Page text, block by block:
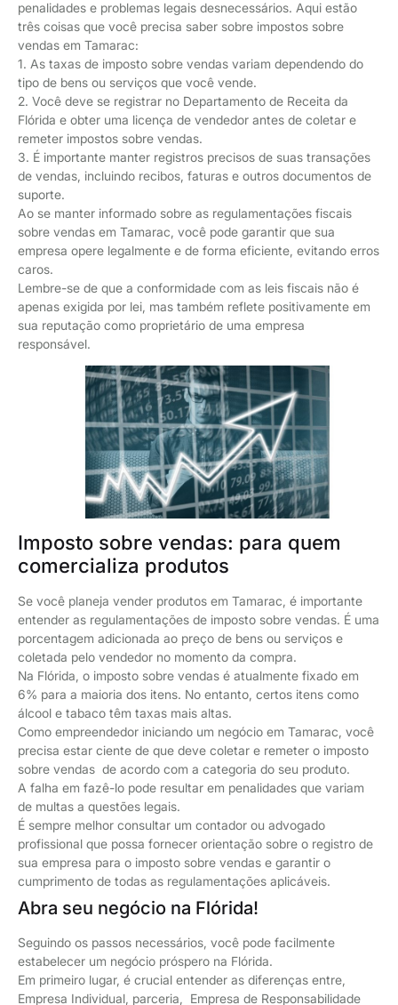
penalidades e problemas legais desnecessários. Aqui estão
três coisas que você precisa saber sobre impostos sobre
vendas em Tamarac:
1. As taxas de imposto sobre vendas variam dependendo do
tipo de bens ou serviços que você vende.
2. Você deve se registrar no Departamento de Receita da
Flórida e obter uma licença de vendedor antes de coletar e
remeter impostos sobre vendas.
3. É importante manter registros precisos de suas transações
de vendas, incluindo recibos, faturas e outros documentos de
suporte.
Ao se manter informado sobre as regulamentações fiscais
sobre vendas em Tamarac, você pode garantir que sua
empresa opere legalmente e de forma eficiente, evitando erros
caros.
Lembre-se de que a conformidade com as leis fiscais não é
apenas exigida por lei, mas também reflete positivamente em
sua reputação como proprietário de uma empresa
responsável.
Imposto sobre vendas: para quem
comercializa produtos
Se você planeja vender produtos em Tamarac, é importante
entender as regulamentações de imposto sobre vendas. É uma
porcentagem adicionada ao preço de bens ou serviços e
coletada pelo vendedor no momento da compra.
Na Flórida, o imposto sobre vendas é atualmente fixado em
6% para a maioria dos itens. No entanto, certos itens como
álcool e tabaco têm taxas mais altas.
Como empreendedor iniciando um negócio em Tamarac, você
precisa estar ciente de que deve coletar e remeter o imposto
sobre vendas de acordo com a categoria do seu produto.
A falha em fazê-lo pode resultar em penalidades que variam
de multas a questões legais.
É sempre melhor consultar um contador ou advogado
profissional que possa fornecer orientação sobre o registro de
sua empresa para o imposto sobre vendas e garantir o
cumprimento de todas as regulamentações aplicáveis.
Abra seu negócio na Flórida!
Seguindo os passos necessários, você pode facilmente
estabelecer um negócio próspero na Flórida.
Em primeiro lugar, é crucial entender as diferenças entre,
Empresa Individual, parceria, Empresa de Responsabilidade